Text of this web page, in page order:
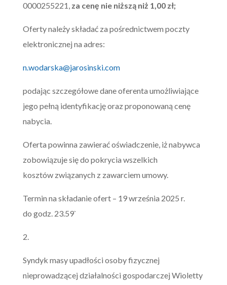
0000255221, za cenę nie niższą niż 1,00 zł;
Oferty należy składać za pośrednictwem poczty
elektronicznej na adres:
n.wodarska@jarosinski.com
podając szczegółowe dane oferenta umożliwiające
jego pełną identyfikację oraz proponowaną cenę
nabycia.
Oferta powinna zawierać oświadczenie, iż nabywca
zobowiązuje się do pokrycia wszelkich
kosztów związanych z zawarciem umowy.
Termin na składanie ofert – 19 września 2025 r.
do godz. 23.59`
2.
Syndyk masy upadłości osoby fizycznej
nieprowadzącej działalności gospodarczej Wioletty